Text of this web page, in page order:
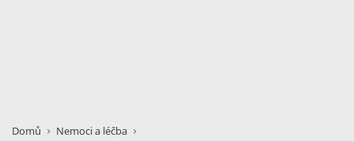
Domů
Nemoci a léčba